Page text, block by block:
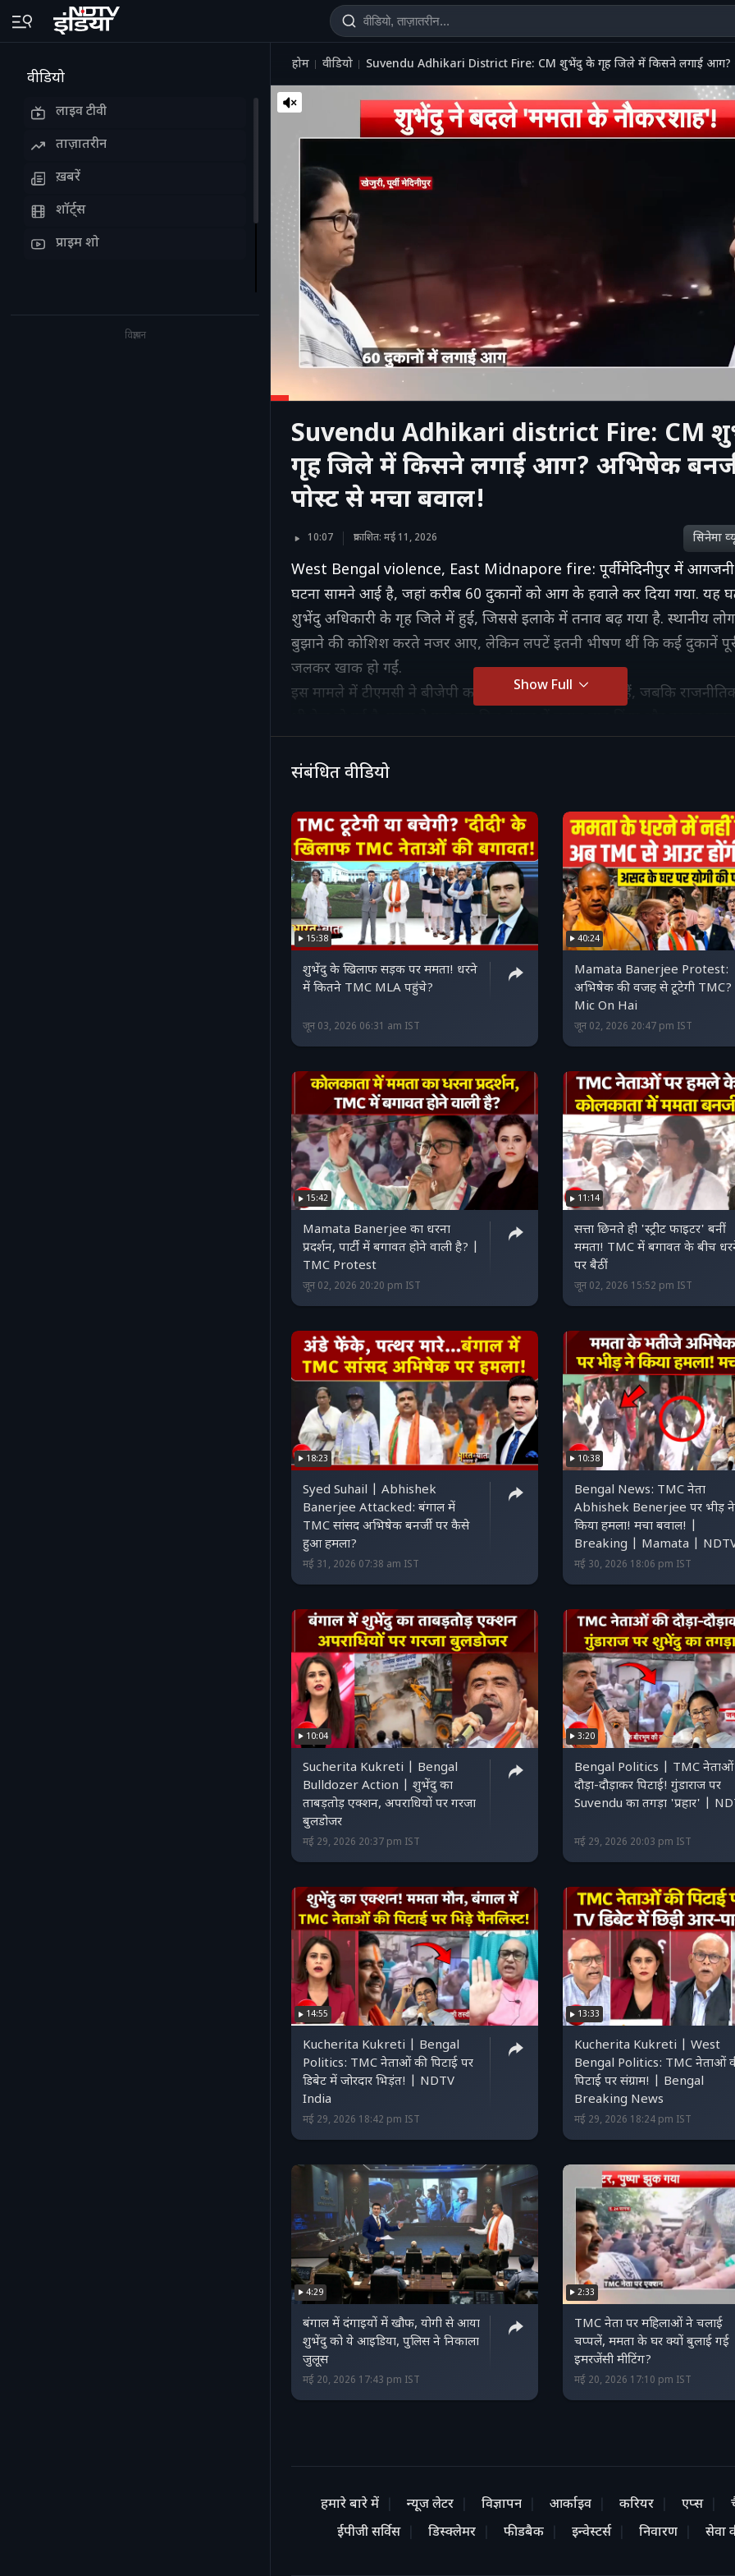
वीडियो
लाइव टीवी
ताज़ातरीन
ख़बरें
शॉर्ट्स
प्राइम शो
विज्ञापन
होम वीडियो Suvendu Adhikari District Fire: CM शुभेंदु के गृह जिले में किसने लगाई आग?
Suvendu Adhikari district Fire: CM
गृह जिले में किसने लगाई आग? अभिषेक
पोस्ट से मचा बवाल!
10:07 प्रकाशित: मई 11, 2026 सिनेमा
West Bengal violence, East Midnapore fire: पूर्वी मेदिनीपुर में आगजनी
घटना सामने आई है, जहां करीब 60 दुकानों को आग के हवाले कर दिया गया. यह
शुभेंदु अधिकारी के गृह जिले में हुई, जिससे इलाके में तनाव बढ़ गया है. स्थानीय
बुझाने की कोशिश करते नजर आए, लेकिन लपटें इतनी भीषण थीं कि कई दुकानें
जलकर खाक हो गईं.
इस मामले में टीएमसी ने बीजेपी कार्यकर्ताओं पर आरोप लगाए हैं, जबकि
सवाल खड़े कर दिए हैं.
Show Full
संबंधित वीडियो
15:38
शुभेंदु के खिलाफ सड़क पर ममता! धरने
में कितने TMC MLA पहुंचे?
जून 03, 2026 06:31 am IST
40:24
Mamata Banerjee Protest:
अभिषेक की वजह से टूटेगी
Mic On Hai
जून 02, 2026 20:47 pm IST
15:42
Mamata Banerjee का धरना
प्रदर्शन, पार्टी में बगावत होने वाली है? |
TMC Protest
जून 02, 2026 20:20 pm IST
11:14
सत्ता छिनते ही 'स्ट्रीट फाइटर' बनीं
ममता! TMC में बगावत के बीच
पर बैठीं
जून 02, 2026 15:52 pm IST
18:23
Syed Suhail | Abhishek
Banerjee Attacked: बंगाल में
TMC सांसद अभिषेक बनर्जी पर कैसे
हुआ हमला?
मई 31, 2026 07:38 am IST
10:38
Bengal News: TMC नेता
Abhishek Benerjee पर भीड़ ने
किया हमला! मचा बवाल! |
Breaking | Mamata |
मई 30, 2026 18:06 pm IST
10:04
Sucherita Kukreti | Bengal
Bulldozer Action | शुभेंदु का
ताबड़तोड़ एक्शन, अपराधियों पर गरजा
बुलडोजर
मई 29, 2026 20:37 pm IST
3:20
Bengal Politics | TMC नेताओं
दौड़ा-दौड़ाकर पिटाई! गुंडाराज पर
Suvendu का तगड़ा
मई 29, 2026 20:03 pm IST
14:55
Kucherita Kukreti | Bengal
Politics: TMC नेताओं की पिटाई पर
डिबेट में जोरदार भिड़ंत! | NDTV
India
मई 29, 2026 18:42 pm IST
13:33
Kucherita Kukreti | West
Bengal Politics: TMC नेताओं
पिटाई पर संग्राम! | Bengal
Breaking News
मई 29, 2026 18:24 pm IST
4:29
बंगाल में दंगाइयों में खौफ, योगी से आया
शुभेंदु को ये आइडिया, पुलिस ने निकाला
जुलूस
मई 20, 2026 17:43 pm IST
2:33
TMC नेता पर महिलाओं ने चलाई
चप्पलें, ममता के घर क्यों बुलाई गई
इमरजेंसी मीटिंग?
मई 20, 2026 17:10 pm IST
हमारे बारे में न्यूज लेटर विज्ञापन आर्काइव करियर एप्स
ईपीजी सर्विस
डिस्क्लेमर फीडबैक इन्वेस्टर्स निवारण सेवा